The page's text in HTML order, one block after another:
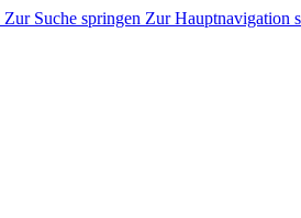
Zur Suche springen Zur Hauptnavigation